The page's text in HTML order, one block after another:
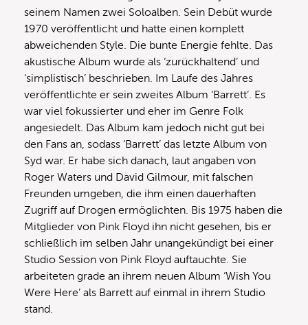
seinem Namen zwei Soloalben. Sein Debüt wurde
1970 veröffentlicht und hatte einen komplett
abweichenden Style. Die bunte Energie fehlte. Das
akustische Album wurde als ‘zurückhaltend’ und
‘simplistisch’ beschrieben. Im Laufe des Jahres
veröffentlichte er sein zweites Album ‘Barrett’. Es
war viel fokussierter und eher im Genre Folk
angesiedelt. Das Album kam jedoch nicht gut bei
den Fans an, sodass ‘Barrett’ das letzte Album von
Syd war. Er habe sich danach, laut angaben von
Roger Waters und David Gilmour, mit falschen
Freunden umgeben, die ihm einen dauerhaften
Zugriff auf Drogen ermöglichten. Bis 1975 haben die
Mitglieder von Pink Floyd ihn nicht gesehen, bis er
schließlich im selben Jahr unangekündigt bei einer
Studio Session von Pink Floyd auftauchte. Sie
arbeiteten grade an ihrem neuen Album ‘Wish You
Were Here’ als Barrett auf einmal in ihrem Studio
stand.